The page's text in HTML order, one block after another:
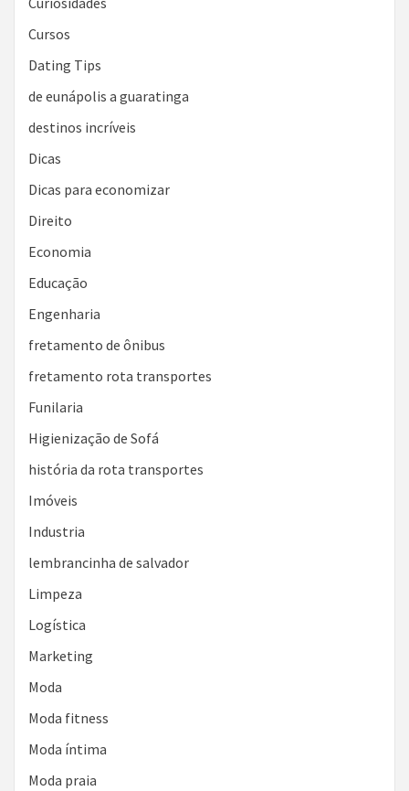
Cursos
Dating Tips
de eunápolis a guaratinga
destinos incríveis
Dicas
Dicas para economizar
Direito
Economia
Educação
Engenharia
fretamento de ônibus
fretamento rota transportes
Funilaria
Higienização de Sofá
história da rota transportes
Imóveis
Industria
lembrancinha de salvador
Limpeza
Logística
Marketing
Moda
Moda fitness
Moda íntima
Moda praia